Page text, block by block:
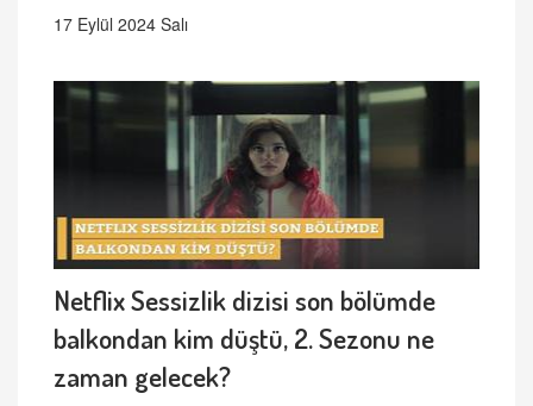
17 Eylül 2024 Salı
Netflix Sessizlik dizisi son bölümde
balkondan kim düştü, 2. Sezonu ne
zaman gelecek?